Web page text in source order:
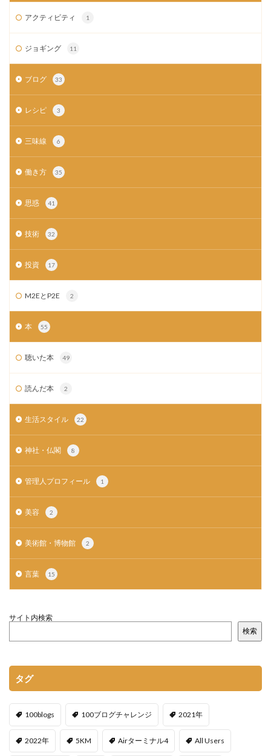
アクティビティ 1
ジョギング 11
ブログ 33
レシピ 3
三味線 6
働き方 35
思惑 41
技術 32
投資 17
M2EとP2E 2
本 55
聴いた本 49
読んだ本 2
生活スタイル 22
神社・仏閣 8
管理人プロフィール 1
美容 2
美術館・博物館 2
言葉 15
サイト内検索
検索
タグ
100blogs 100ブログチャレンジ 2021年
2022年 5KM Airターミナル4 All Users